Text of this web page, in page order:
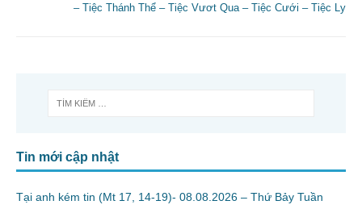
– Tiệc Thánh Thể – Tiệc Vươt Qua – Tiệc Cưới – Tiệc Ly
Tin mới cập nhật
Tại anh kém tin (Mt 17, 14-19)- 08.08.2026 – Thứ Bảy Tuần